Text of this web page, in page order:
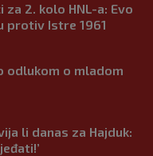
za 2. kolo HNL-a: Evo
protiv Istre 1961
odlukom o mladom
li danas za Hajduk: